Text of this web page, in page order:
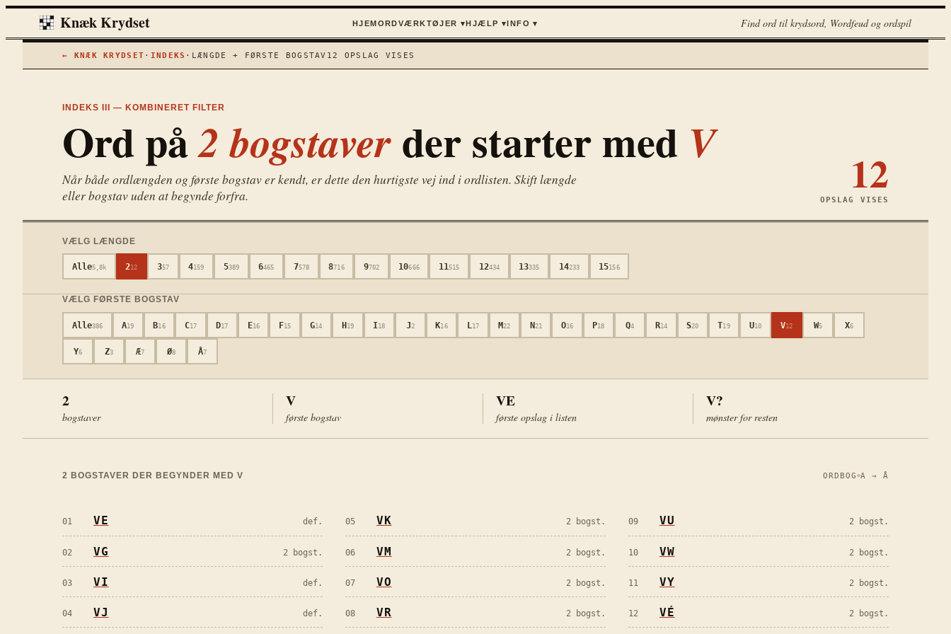
Knæk Krydset HJEM ORDVÆRKTØJER ▾ HJÆLP ▾ INFO ▾ Find ord til krydsord, Wordfeud og ordspil
← KNÆK KRYDSET · INDEKS · LÆNGDE + FØRSTE BOGSTAV 12 OPSLAG VISES
INDEKS III — KOMBINERET FILTER
Ord på2 bogstaverder starter med V
Når både ordlængden og første bogstav er kendt, er dette den hurtigste vej ind i ordlisten. Skift længde
eller bogstav uden at begynde forfra.
12
OPSLAG VISES
VÆLG LÆNGDE
Alle5,8k 212 357 4159 5389 6465 7578 8716 9702 10666 11515 12434 13335 14233 15156
VÆLG FØRSTE BOGSTAV
Alle386 A19 B16 C17 D17 E16 F15 G14 H19 I18 J2 K16 L 17 M22 N21 O16 P18 Q4 R14 S20 T19 U10 V12 W5 X6
Y6 Z3 Æ7 Ø8 Å7
2
bogstaver
V
første bogstav
VE
første opslag i listen
V?
mønster for resten
2 BOGSTAVER DER BEGYNDER MED V ORDBOG A → Å
01 VE def.
02 VG 2 bogst.
03 VI def.
04 VJ def.
05 VK 2 bogst.
06 VM 2 bogst.
07 VO 2 bogst.
08 VR 2 bogst.
09 VU 2 bogst.
10 VW 2 bogst.
11 VY 2 bogst.
12 VÉ 2 bogst.